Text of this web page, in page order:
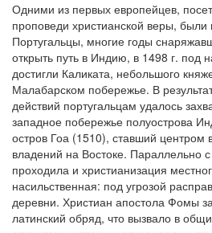
Одними из первых европейцев,
проповеди христианской веры,
Португальцы, многие годы
открыть путь в Индию, в 1498 г. под
достигли Каликата, небольшого
Малабарском побережье. В
действий португальцам удалось
западное побережье полуострова
остров Гоа (1510), ставший центром
владений на Востоке. Параллельно
проходила и христианизация
насильственная: под угрозой
деревни. Христиан апостола Фомы
латинский обряд, что вызвало в